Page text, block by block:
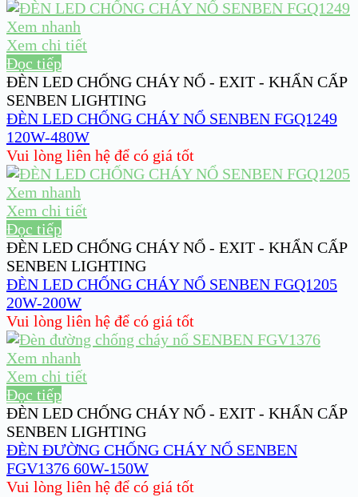
Xem nhanh
Xem chi tiết
Đọc tiếp
ĐÈN LED CHỐNG CHÁY NỔ - EXIT - KHẨN CẤP
SENBEN LIGHTING
ĐÈN LED CHỐNG CHÁY NỔ SENBEN FGQ1249
120W-480W
Vui lòng liên hệ để có giá tốt
Xem nhanh
Xem chi tiết
Đọc tiếp
ĐÈN LED CHỐNG CHÁY NỔ - EXIT - KHẨN CẤP
SENBEN LIGHTING
ĐÈN LED CHỐNG CHÁY NỔ SENBEN FGQ1205
20W-200W
Vui lòng liên hệ để có giá tốt
Xem nhanh
Xem chi tiết
Đọc tiếp
ĐÈN LED CHỐNG CHÁY NỔ - EXIT - KHẨN CẤP
SENBEN LIGHTING
ĐÈN ĐƯỜNG CHỐNG CHÁY NỔ SENBEN
FGV1376 60W-150W
Vui lòng liên hệ để có giá tốt